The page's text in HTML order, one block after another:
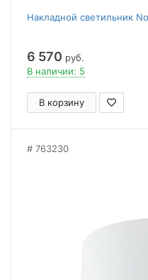
Накладной светильник
6 570 руб.
В наличии: 5
В корзину
763230